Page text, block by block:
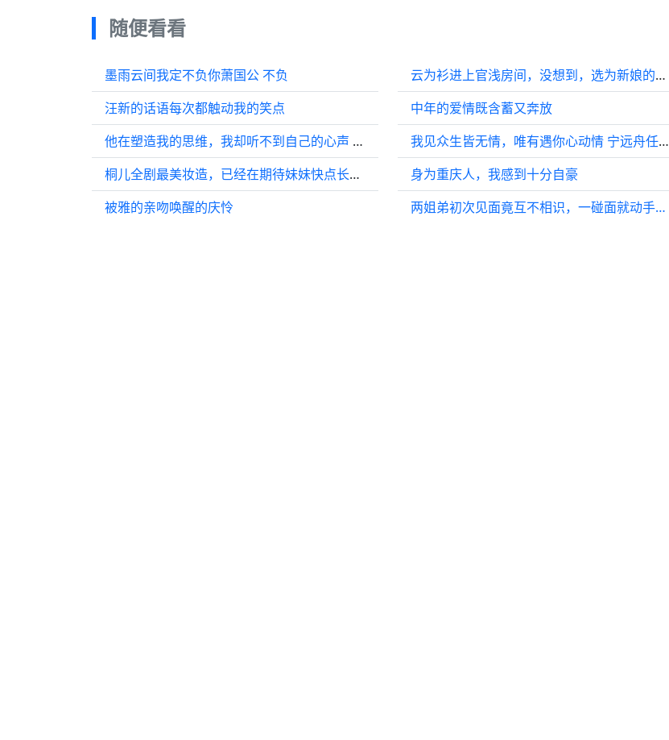
随便看看
墨雨云间我定不负你萧国公 不负
汪新的话语每次都触动我的笑点
他在塑造我的思维，我却听不到自己的心声 再见爱人 黄圣依
桐儿全剧最美妆造，已经在期待妹妹快点长大演女主了 | 艾米
被雅的亲吻唤醒的庆怜
云为衫进上官浅房间，没想到，选为新娘的姜姑娘也在
中年的爱情既含蓄又奔放
我见众生皆无情，唯有遇你心动情 宁远舟任如意 一念关山 一念关山
身为重庆人，我感到十分自豪
两姐弟初次见面竟互不相识，一碰面就动手…